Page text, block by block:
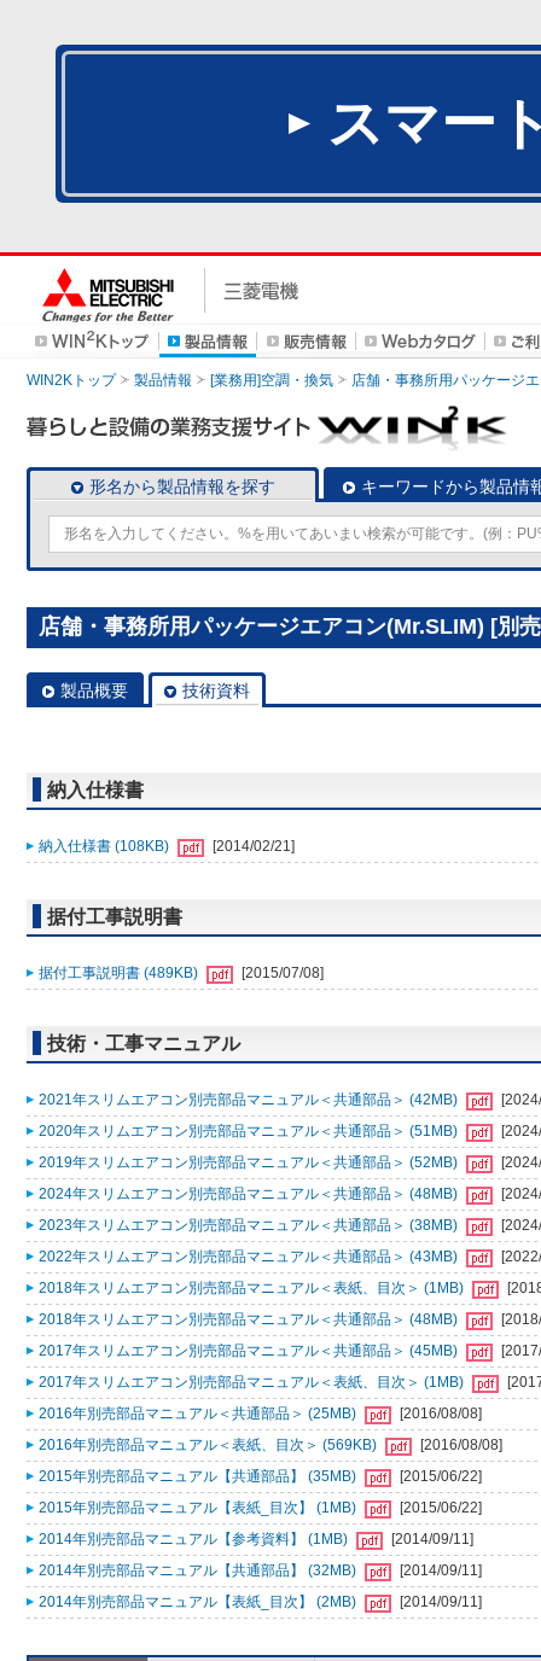
スマー
WIN2Kトップ 製品情報 [業務用]空調・換気 店舗・事務所用パッケージ
形名から製品情報を探す キーワードから製品情
店舗・事務所用パッケージエアコン(Mr.SLIM) [別
製品概要 技術資料
納入仕様書
納入仕様書 (108KB) [2014/02/21]
据付工事説明書
据付工事説明書 (489KB) [2015/07/08]
技術・工事マニュアル
2021年スリムエアコン別売部品マニュアル＜共通部品＞ (42MB)
2020年スリムエアコン別売部品マニュアル＜共通部品＞ (51MB)
2019年スリムエアコン別売部品マニュアル＜共通部品＞ (52MB)
2024年スリムエアコン別売部品マニュアル＜共通部品＞ (48MB)
2023年スリムエアコン別売部品マニュアル＜共通部品＞ (38MB)
2022年スリムエアコン別売部品マニュアル＜共通部品＞ (43MB)
2018年スリムエアコン別売部品マニュアル＜表紙、目次＞ (1MB)
2018年スリムエアコン別売部品マニュアル＜共通部品＞ (48MB)
2017年スリムエアコン別売部品マニュアル＜共通部品＞ (45MB)
2017年スリムエアコン別売部品マニュアル＜表紙、目次＞ (1MB)
2016年別売部品マニュアル＜共通部品＞ (25MB)
[2016/08/08]
2016年別売部品マニュアル＜表紙、目次＞ (569KB)
[2016/08/08]
2015年別売部品マニュアル【共通部品】 (35MB)
[2015/06/22]
2015年別売部品マニュアル【表紙_目次】 (1MB)
[2015/06/22]
2014年別売部品マニュアル【参考資料】 (1MB)
[2014/09/11]
2014年別売部品マニュアル【共通部品】 (32MB)
[2014/09/11]
2014年別売部品マニュアル【表紙_目次】 (2MB)
[2014/09/11]